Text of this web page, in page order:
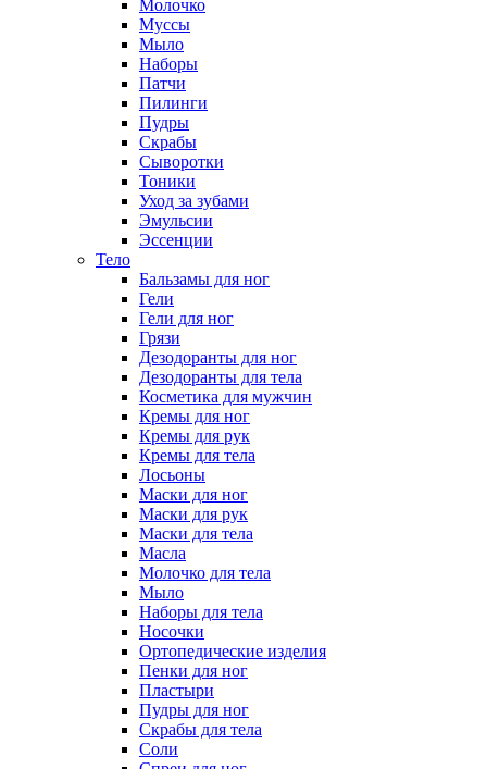
Молочко
Муссы
Мыло
Наборы
Патчи
Пилинги
Пудры
Скрабы
Сыворотки
Тоники
Уход за зубами
Эмульсии
Эссенции
Тело
Бальзамы для ног
Гели
Гели для ног
Грязи
Дезодоранты для ног
Дезодоранты для тела
Косметика для мужчин
Кремы для ног
Кремы для рук
Кремы для тела
Лосьоны
Маски для ног
Маски для рук
Маски для тела
Масла
Молочко для тела
Мыло
Наборы для тела
Носочки
Ортопедические изделия
Пенки для ног
Пластыри
Пудры для ног
Скрабы для тела
Соли